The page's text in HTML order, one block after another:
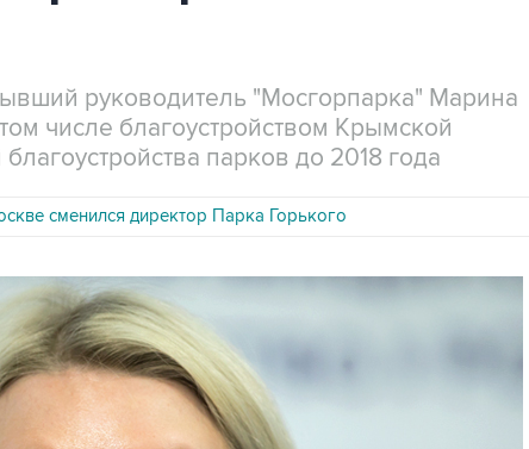
руководитель "Мосгорпарка" Марина
числе благоустройством Крымской
парков до 2018 года
сменился директор Парка Горького